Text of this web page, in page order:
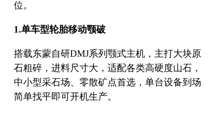
位。
1.单车型轮胎移动颚破
搭载东蒙自研DMJ系列颚式主机，主打大块原
石粗碎，进料尺寸大，适配各类高硬度山石，
中小型采石场、零散矿点首选，单台设备到场
简单找平即可开机生产。